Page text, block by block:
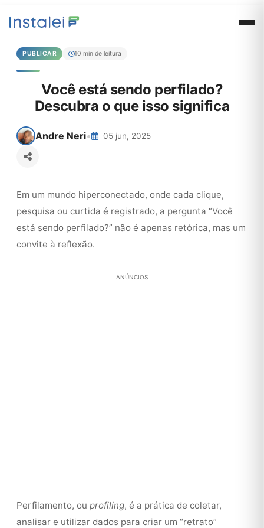
PUBLICAR 10 min de leitura
Você está sendo perfilado?
Descubra o que isso significa
Andre Neri• 05 jun, 2025
Em um mundo hiperconectado, onde cada clique,
pesquisa ou curtida é registrado, a pergunta “Você
está sendo perfilado?” não é apenas retórica, mas um
convite à reflexão.
ANÚNCIOS
Perfilamento, ou profiling, é a prática de coletar,
analisar e utilizar dados para criar um “retrato”